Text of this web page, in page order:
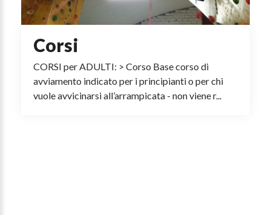
Corsi
CORSI per ADULTI: > Corso Base corso di
avviamento indicato per i principianti o per chi
vuole avvicinarsi all’arrampicata - non viene r...